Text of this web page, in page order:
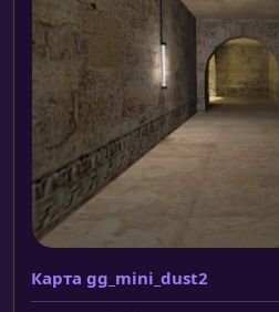
Карта gg_mini_dust2